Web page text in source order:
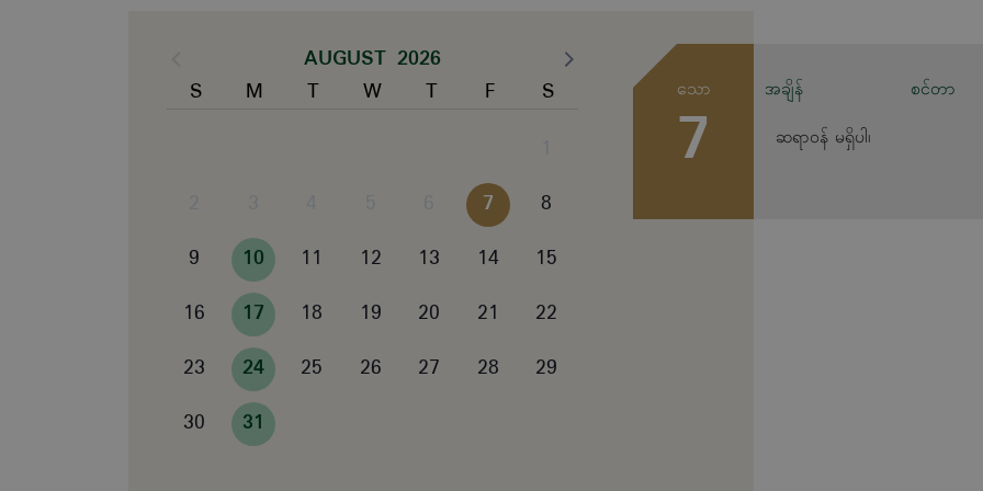
AUGUST 2026
S
M T W T F
S
7
8
9
10 11 12 13 14
15
16
17 18 19 20 21
22
23
24 25 26 27 28
29
30
31
သော
7
အချိန် စင်တာ
ဆရာဝန် မရှိပါ၊